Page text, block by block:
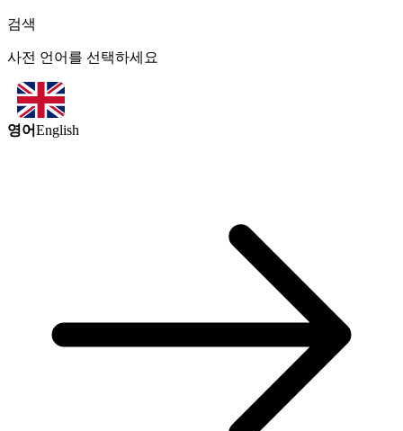
검색
사전 언어를 선택하세요
영어English